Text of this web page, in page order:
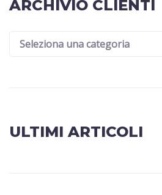
ARCHIVIO CLIENTI
ULTIMI ARTICOLI